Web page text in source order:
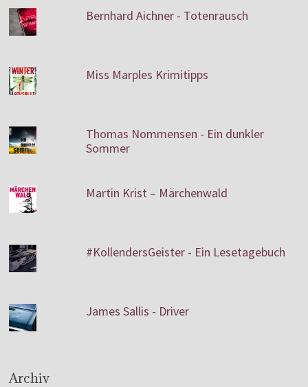
Bernhard Aichner - Totenrausch
Miss Marples Krimitipps
Thomas Nommensen - Ein dunkler
Sommer
Martin Krist – Märchenwald
#KollendersGeister - Ein Lesetagebuch
James Sallis - Driver
Archiv